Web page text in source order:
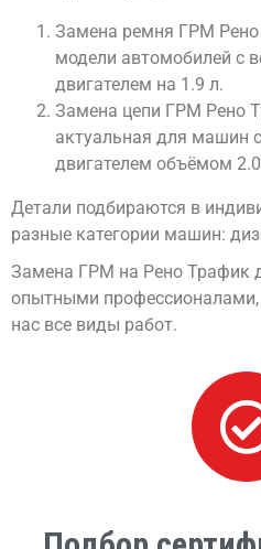
Замена ремня ГРМ
модели автомобилей с
двигателем на 1.9 л.
Замена цепи ГРМ Рено
актуальная для машин
двигателем объёмом
Детали подбираются в
разные категории машин:
Замена ГРМ на Рено Трафик
опытными
нас все виды работ.